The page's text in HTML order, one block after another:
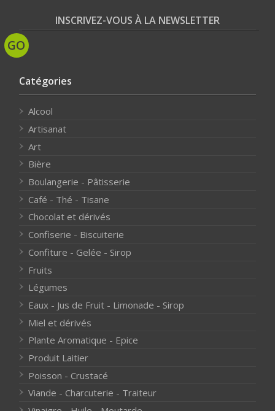
INSCRIVEZ-VOUS À LA NEWSLETTER
Catégories
Alcool
Artisanat
Art
Bière
Boulangerie - Pâtisserie
Café - Thé - Tisane
Chocolat et dérivés
Confiserie - Biscuiterie
Confiture - Gelée - Sirop
Fruits
Légumes
Eaux - Jus de Fruit - Limonade - Sirop
Miel et dérivés
Plante Aromatique - Epice
Produit Laitier
Poisson - Crustacé
Viande - Charcuterie - Traiteur